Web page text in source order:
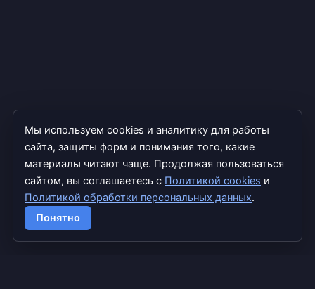
Мы используем cookies и аналитику для работы
сайта, защиты форм и понимания того, какие
материалы читают чаще. Продолжая пользоваться
сайтом, вы соглашаетесь с Политикой cookies и
Политикой обработки персональных данных.
Понятно